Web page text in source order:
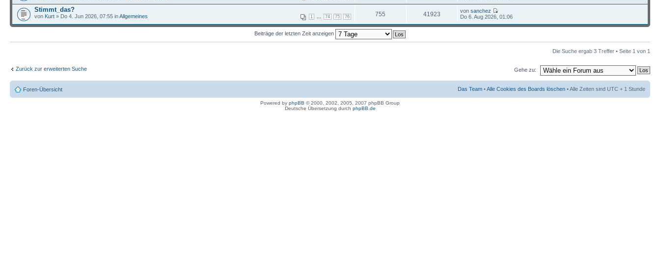
Stimmt_das?
1 74 75 76
von Kurt » Do 4. Jun 2026, 07:55 inAllgemeines 755 41923 vonsanchez
Do 6. Aug 2026, 01:06
Beiträge der letzten Zeit anzeigen
Die Suche ergab 3 Treffer • Seite 1 von 1
Zurück zur erweiterten Suche Gehe zu:
Foren-Übersicht Das Team •Alle Cookies des Boards löschen • Alle Zeiten sind UTC + 1 Stunde
Powered by phpBB © 2000, 2002, 2005, 2007 phpBB Group
Deutsche Übersetzung durch phpBB.de